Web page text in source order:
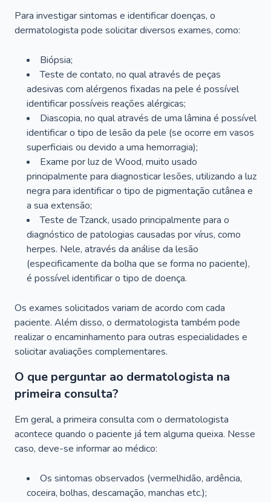
Para investigar sintomas e identificar doenças, o
dermatologista pode solicitar diversos exames, como:
Biópsia;
Teste de contato, no qual através de peças
adesivas com alérgenos fixadas na pele é possível
identificar possíveis reações alérgicas;
Diascopia, no qual através de uma lâmina é possível
identificar o tipo de lesão da pele (se ocorre em vasos
superficiais ou devido a uma hemorragia);
Exame por luz de Wood, muito usado
principalmente para diagnosticar lesões, utilizando a luz
negra para identificar o tipo de pigmentação cutânea e
a sua extensão;
Teste de Tzanck, usado principalmente para o
diagnóstico de patologias causadas por vírus, como
herpes. Nele, através da análise da lesão
(especificamente da bolha que se forma no paciente),
é possível identificar o tipo de doença.
Os exames solicitados variam de acordo com cada
paciente. Além disso, o dermatologista também pode
realizar o encaminhamento para outras especialidades e
solicitar avaliações complementares.
O que perguntar ao dermatologista na
primeira consulta?
Em geral, a primeira consulta com o dermatologista
acontece quando o paciente já tem alguma queixa. Nesse
caso, deve-se informar ao médico:
Os sintomas observados (vermelhidão, ardência,
coceira, bolhas, descamação, manchas etc.);